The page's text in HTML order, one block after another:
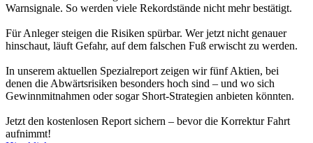
Warnsignale. So werden viele Rekordstände nicht mehr bestätigt.
Für Anleger steigen die Risiken spürbar. Wer jetzt nicht genauer
hinschaut, läuft Gefahr, auf dem falschen Fuß erwischt zu werden.
In unserem aktuellen Spezialreport zeigen wir fünf Aktien, bei
denen die Abwärtsrisiken besonders hoch sind – und wo sich
Gewinnmitnahmen oder sogar Short-Strategien anbieten könnten.
Jetzt den kostenlosen Report sichern – bevor die Korrektur Fahrt
aufnimmt!